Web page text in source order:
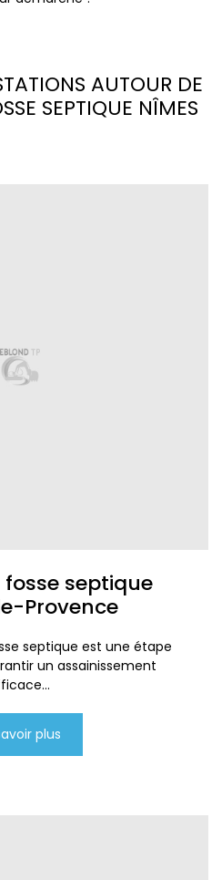
AUTOUR DE
SEPTIQUE NÎMES
septique
Provence
septique est une étape
un assainissement
plus